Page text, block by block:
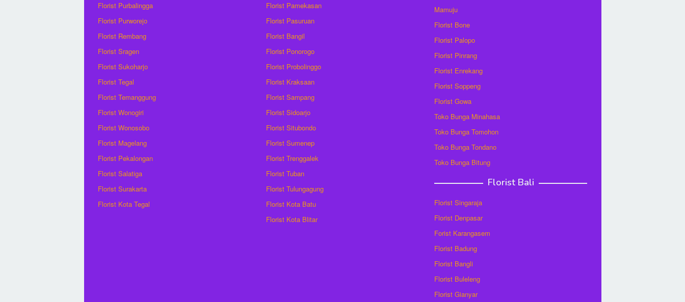
Florist Purbalingga
Florist Purworejo
Florist Rembang
Florist Sragen
Florist Sukoharjo
Florist Tegal
Florist Temanggung
Florist Wonogiri
Florist Wonosobo
Florist Magelang
Florist Pekalongan
Florist Salatiga
Florist Surakarta
Florist Kota Tegal
Florist Pamekasan
Florist Pasuruan
Florist Bangil
Florist Ponorogo
Florist Probolinggo
Florist Kraksaan
Florist Sampang
Florist Sidoarjo
Florist Situbondo
Florist Sumenep
Florist Trenggalek
Florist Tuban
Florist Tulungagung
Florist Kota Batu
Florist Kota Blitar
Mamuju
Florist Bone
Florist Palopo
Florist Pinrang
Florist Enrekang
Florist Soppeng
Florist Gowa
Toko Bunga Minahasa
Toko Bunga Tomohon
Toko Bunga Tondano
Toko Bunga Bitung
Florist Bali
Florist Singaraja
Florist Denpasar
Forist Karangasem
Florist Badung
Florist Bangli
Florist Buleleng
Florist Gianyar